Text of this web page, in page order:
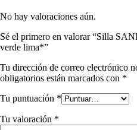
No hay valoraciones aún.
Sé el primero en valorar “Silla
verde lima*”
Tu dirección de correo electrónico
obligatorios están marcados con *
Tu puntuación *
Tu valoración *